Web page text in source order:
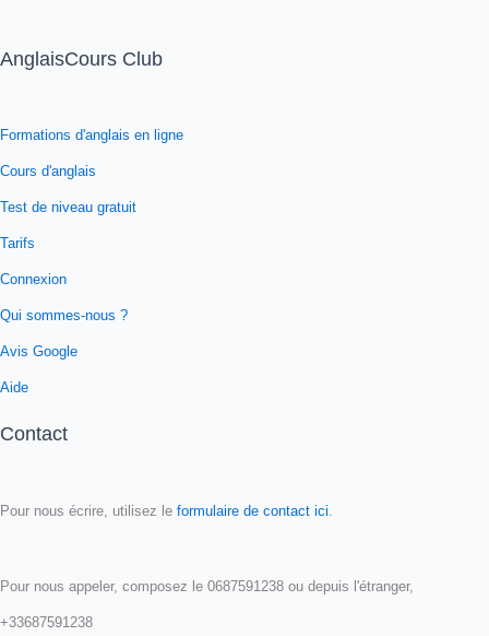
AnglaisCours Club
Formations d'anglais en ligne
Cours d'anglais
Test de niveau gratuit
Tarifs
Connexion
Qui sommes-nous ?
Avis Google
Aide
Contact
Pour nous écrire, utilisez le formulaire de contact ici
Pour nous appeler, composez le 0687591238 ou depuis l'étranger,
+33687591238